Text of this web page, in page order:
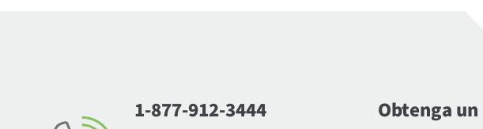
1-877-912-3444 Obtenga